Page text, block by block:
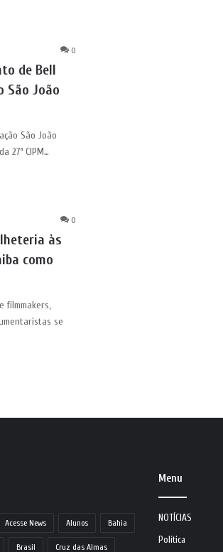
0
de Bell
São João
São João
27ª CIPM…
0
às
como
filmmakers,
se
Acesse News Alunos Bahia
Brasil Cruz das Almas
Menu
NOTÍCIAS
Política